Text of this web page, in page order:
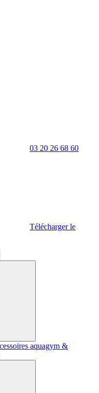
03 20 26 68 60
Télécharger le
aquagym &